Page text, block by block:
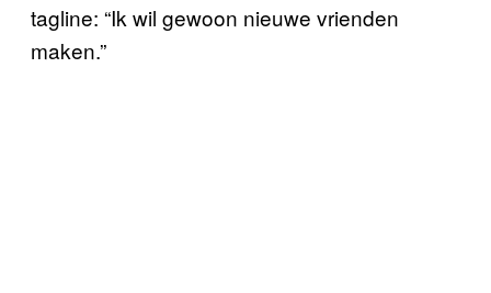
tagline: “Ik wil gewoon nieuwe vrienden
maken.”